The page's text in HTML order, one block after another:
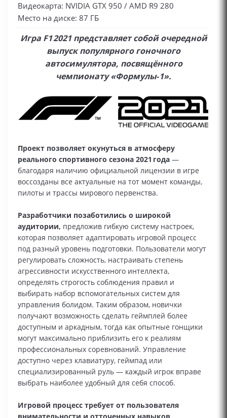
Видеокарта: NVIDIA GTX 950 / AMD R9 280
Место на диске: 87 ГБ
Игра F1 2021 представляет собой очередной
выпуск популярного гоночного
автосимулятора, посвящённого
чемпионату «Формулы‑1».
Проект позволяет окунуться в атмосферу
реального спортивного сезона 2021 года —
благодаря наличию официальной лицензии в игре
воссозданы все актуальные на тот момент команды,
пилоты и трассы мирового первенства.
Разработчики позаботились о широкой
аудитории, предложив гибкую систему настроек,
которая позволяет адаптировать игровой процесс
под разный уровень подготовки. Пользователи могут
регулировать сложность, настраивать степень
агрессивности искусственного интеллекта,
определять строгость соблюдения правил и
выбирать набор вспомогательных систем для
управления болидом. Таким образом, новички
получают возможность сделать геймплей более
доступным и аркадным, тогда как опытные гонщики
могут максимально приблизить его к реалиям
профессиональных соревнований. Управление
доступно через клавиатуру, геймпад или
специализированный руль — каждый игрок вправе
выбрать наиболее удобный для себя способ.
Игровой процесс требует от пользователя